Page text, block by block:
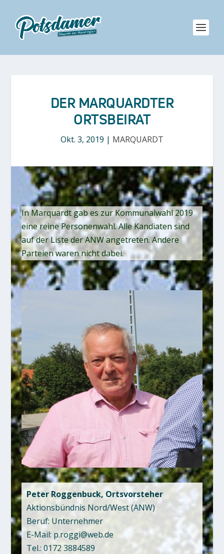
DER MARQUARDTER
ORTSBEIRAT
Okt. 3, 2019 | MARQUARDT
In Marquardt gab es zur Kommunalwahl 2019
eine reine Personenwahl. Alle Kandiaten sind
auf der Liste der ANW angetreten. Andere
Parteien waren nicht dabei.
Peter Roggenbuck, Ortsvorsteher
Aktionsbündnis Nord/West (ANW)
Beruf: Unternehmer
E-Mail: p.roggi@web.de
Tel.: 0172 3884589